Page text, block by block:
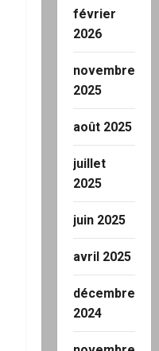
février
2026
novembre
2025
août 2025
juillet
2025
juin 2025
avril 2025
décembre
2024